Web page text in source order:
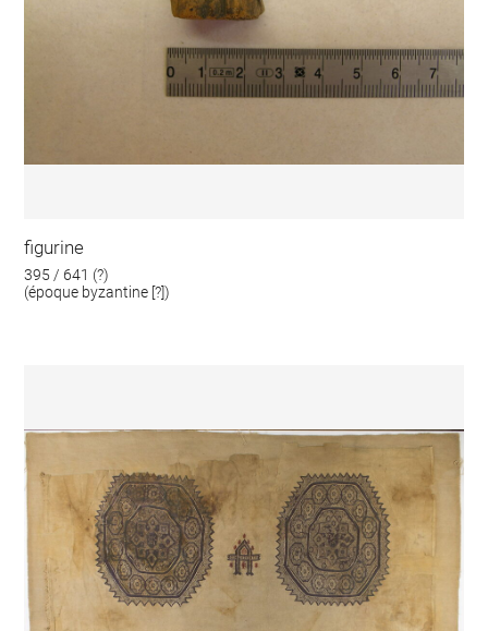
figurine
395 / 641 (?)
(époque byzantine [?])